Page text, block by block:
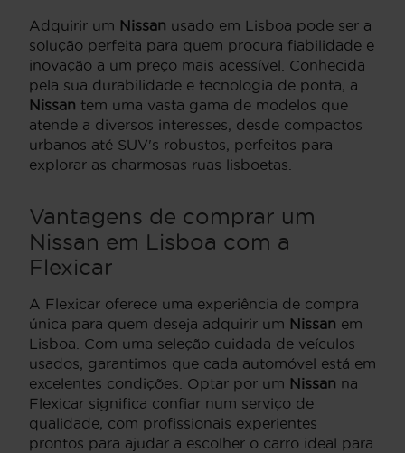
Adquirir um Nissan usado em Lisboa pode ser a
solução perfeita para quem procura fiabilidade e
inovação a um preço mais acessível. Conhecida
pela sua durabilidade e tecnologia de ponta, a
Nissan tem uma vasta gama de modelos que
atende a diversos interesses, desde compactos
urbanos até SUV's robustos, perfeitos para
explorar as charmosas ruas lisboetas.
Vantagens de comprar um
Nissan em Lisboa com a
Flexicar
A Flexicar oferece uma experiência de compra
única para quem deseja adquirir um Nissan em
Lisboa. Com uma seleção cuidada de veículos
usados, garantimos que cada automóvel está em
excelentes condições. Optar por um Nissan na
Flexicar significa confiar num serviço de
qualidade, com profissionais experientes
prontos para ajudar a escolher o carro ideal para